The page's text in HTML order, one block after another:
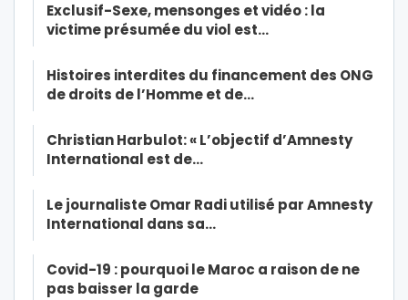
Exclusif-Sexe, mensonges et vidéo : la
victime présumée du viol est…
Histoires interdites du financement des ONG
de droits de l’Homme et de…
Christian Harbulot: « L’objectif d’Amnesty
International est de…
Le journaliste Omar Radi utilisé par Amnesty
International dans sa…
Covid-19 : pourquoi le Maroc a raison de ne
pas baisser la garde